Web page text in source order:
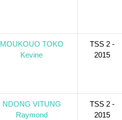
MOUKOUO TOKO
Kevine
TSS 2 -
2015
NDONG VITUNG
Raymond
TSS 2 -
2015